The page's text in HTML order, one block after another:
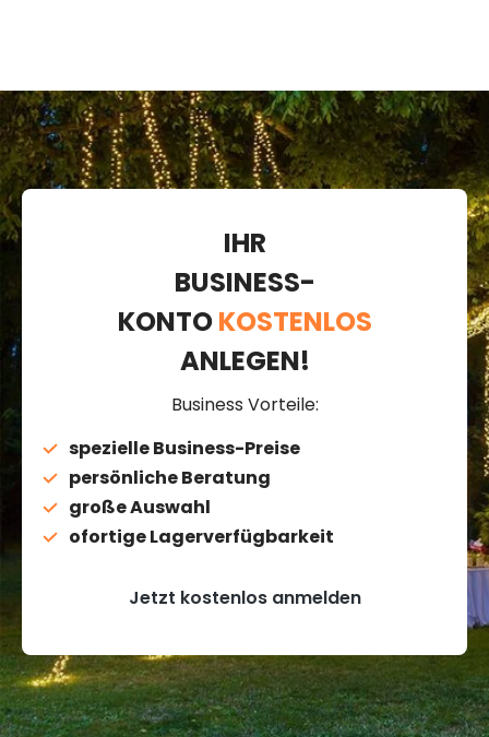
IHR
BUSINESS-
KONTOKOSTENLOS
ANLEGEN!
Business Vorteile:
spezielle Business-Preise
persönliche Beratung
große Auswahl
ofortige Lagerverfügbarkeit
Jetzt kostenlos anmelden